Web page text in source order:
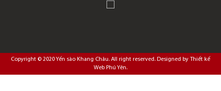
Copyright © 2020Yến sào Khang Châu. All right reserved. Designed by Thiết kế
Web Phú Yên.